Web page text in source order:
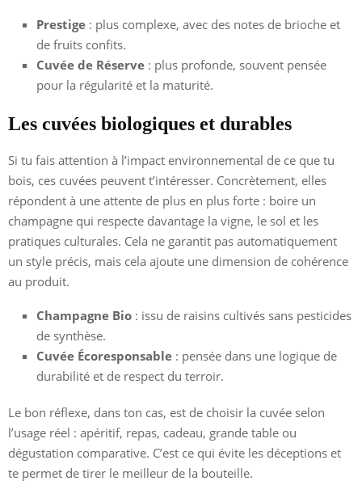
Prestige : plus complexe, avec des notes de brioche et
de fruits confits.
Cuvée de Réserve : plus profonde, souvent pensée
pour la régularité et la maturité.
Les cuvées biologiques et durables
Si tu fais attention à l’impact environnemental de ce que tu
bois, ces cuvées peuvent t’intéresser. Concrètement, elles
répondent à une attente de plus en plus forte : boire un
champagne qui respecte davantage la vigne, le sol et les
pratiques culturales. Cela ne garantit pas automatiquement
un style précis, mais cela ajoute une dimension de cohérence
au produit.
Champagne Bio : issu de raisins cultivés sans pesticides
de synthèse.
Cuvée Écoresponsable : pensée dans une logique de
durabilité et de respect du terroir.
Le bon réflexe, dans ton cas, est de choisir la cuvée selon
l’usage réel : apéritif, repas, cadeau, grande table ou
dégustation comparative. C’est ce qui évite les déceptions et
te permet de tirer le meilleur de la bouteille.